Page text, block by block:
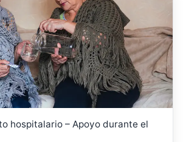
hospitalario – Apoyo durante el